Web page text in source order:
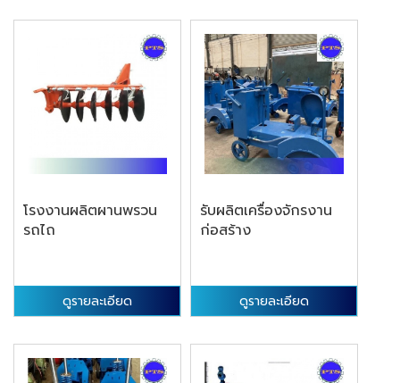
โรงงานผลิตผานพรวน
รถไถ
ดูรายละเอียด
รับผลิตเครื่องจักรงาน
ก่อสร้าง
ดูรายละเอียด